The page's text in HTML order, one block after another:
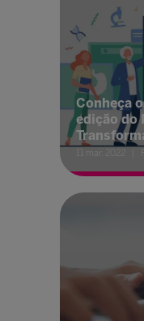
Conheça
edição do
11 mar. 2022